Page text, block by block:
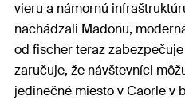
vieru a námornú
nachádzali Madonu,
od fischer teraz
zaručuje, že návštevníci
jedinečné miesto v Caorle v